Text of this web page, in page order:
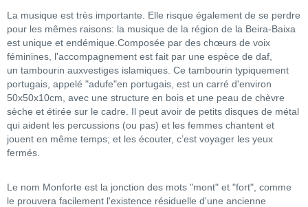
La musique est très importante. Elle risque également de se perdre
pour les mêmes raisons: la musique de la région de la Beira-Baixa
est unique et endémique.Composée par des chœurs de voix
féminines, l'accompagnement est fait par une espèce de daf,
un tambourin auxvestiges islamiques. Ce tambourin typiquement
portugais, appelé "adufe"en portugais, est un carré d'environ
50x50x10cm, avec une structure en bois et une peau de chèvre
sèche et étirée sur le cadre. Il peut avoir de petits disques de métal
qui aident les percussions (ou pas) et les femmes chantent et
jouent en même temps; et les écouter, c’est voyager les yeux
fermés.
Le nom Monforte est la jonction des mots "mont" et "fort", comme
le prouvera facilement l'existence résiduelle d'une ancienne